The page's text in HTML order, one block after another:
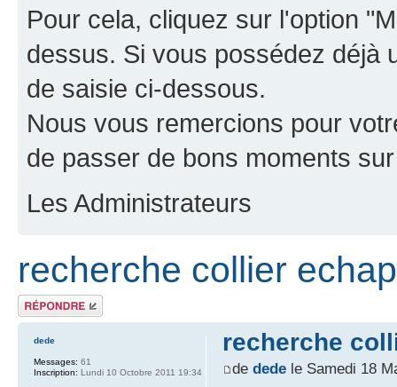
Pour cela, cliquez sur l'option
dessus. Si vous possédez déjà
de saisie ci-dessous.
Nous vous remercions pour
de passer de bons moments
Les Administrateurs
recherche collier
Répondre
recherche
de dedele Samedi 18
dede
Messages: 61
Inscription: Lundi 10 Octobre 2011 19:34